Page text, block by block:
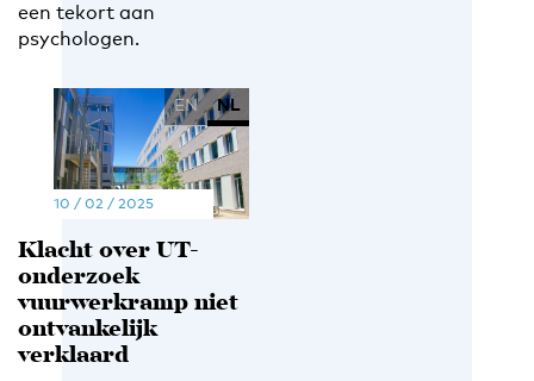
een tekort aan
psychologen.
EN NL
10 / 02 / 2025
Klacht over UT-
onderzoek
vuurwerkramp niet
ontvankelijk
verklaard